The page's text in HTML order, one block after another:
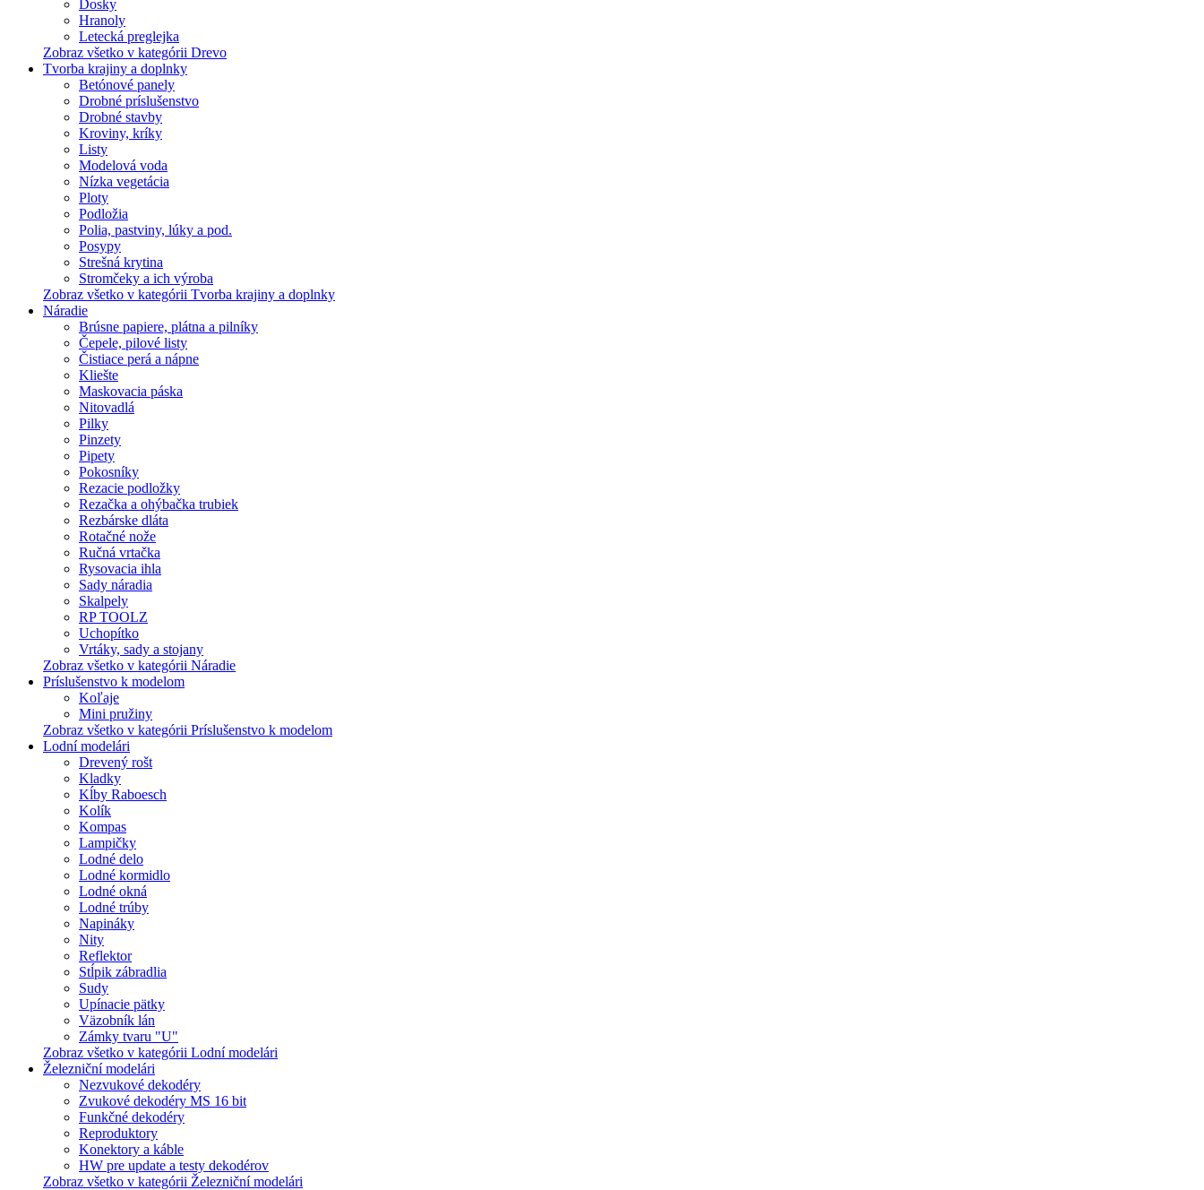
Dosky
Hranoly
Letecká preglejka
Zobraz všetko v kategórii Drevo
Tvorba krajiny a doplnky
Betónové panely
Drobné príslušenstvo
Drobné stavby
Kroviny, kríky
Listy
Modelová voda
Nízka vegetácia
Ploty
Podložia
Polia, pastviny, lúky a pod.
Posypy
Strešná krytina
Stromčeky a ich výroba
Zobraz všetko v kategórii Tvorba krajiny a doplnky
Náradie
Brúsne papiere, plátna a pilníky
Čepele, pilové listy
Čistiace perá a nápne
Kliešte
Maskovacia páska
Nitovadlá
Pilky
Pinzety
Pipety
Pokosníky
Rezacie podložky
Rezačka a ohýbačka trubiek
Rezbárske dláta
Rotačné nože
Ručná vrtačka
Rysovacia ihla
Sady náradia
Skalpely
RP TOOLZ
Uchopítko
Vrtáky, sady a stojany
Zobraz všetko v kategórii Náradie
Príslušenstvo k modelom
Koľaje
Mini pružiny
Zobraz všetko v kategórii Príslušenstvo k modelom
Lodní modelári
Drevený rošt
Kladky
Kĺby Raboesch
Kolík
Kompas
Lampičky
Lodné delo
Lodné kormidlo
Lodné okná
Lodné trúby
Napináky
Nity
Reflektor
Stĺpik zábradlia
Sudy
Upínacie pätky
Väzobník lán
Zámky tvaru "U"
Zobraz všetko v kategórii Lodní modelári
Železniční modelári
Nezvukové dekodéry
Zvukové dekodéry MS 16 bit
Funkčné dekodéry
Reproduktory
Konektory a káble
HW pre update a testy dekodérov
Zobraz všetko v kategórii Železniční modelári